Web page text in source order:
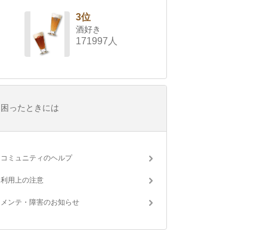
3位
酒好き
171997人
困ったときには
コミュニティのヘルプ
利用上の注意
メンテ・障害のお知らせ